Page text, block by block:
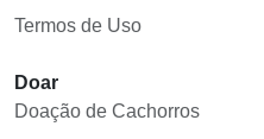
Termos de Uso
Doar
Doação de Cachorros